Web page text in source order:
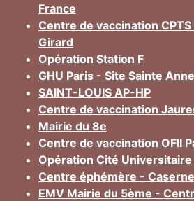
France
Centre de vaccination
Girard
Opération Station F
GHU Paris - Site Sainte Anne
SAINT-LOUIS AP-HP
Centre de vaccination
Mairie du 8e
Centre de vaccination OFII
Opération Cité Universitaire
Centre éphémère -
EMV Mairie du 5ème -